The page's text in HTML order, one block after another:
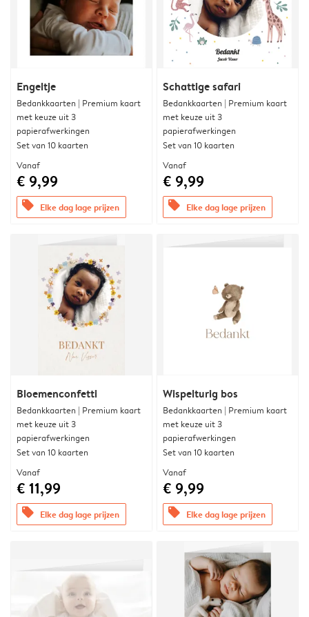
Engeltje
Bedankkaarten | Premium kaart
met keuze uit 3
papierafwerkingen
Set van 10 kaarten
Vanaf
€ 9,99
offers Elke dag lage prijzen
Schattige safari
Bedankkaarten | Premium kaart
met keuze uit 3
papierafwerkingen
Set van 10 kaarten
Vanaf
€ 9,99
offers Elke dag lage prijzen
Bloemenconfetti
Bedankkaarten | Premium kaart
met keuze uit 3
papierafwerkingen
Set van 10 kaarten
Vanaf
€ 11,99
offers Elke dag lage prijzen
Wispelturig bos
Bedankkaarten | Premium kaart
met keuze uit 3
papierafwerkingen
Set van 10 kaarten
Vanaf
€ 9,99
offers Elke dag lage prijzen